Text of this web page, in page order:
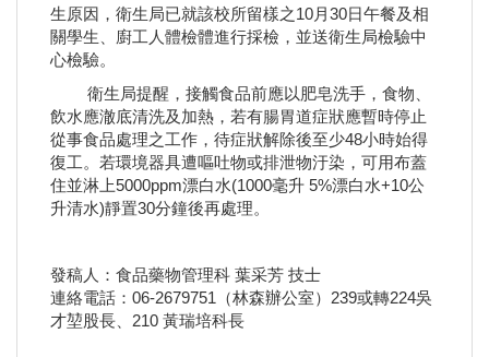
生原因，衛生局已就該校所留樣之10月30日午餐及相
關學生、廚工人體檢體進行採檢，並送衛生局檢驗中
心檢驗。
衛生局提醒，接觸食品前應以肥皂洗手，食物、
飲水應澈底清洗及加熱，若有腸胃道症狀應暫時停止
從事食品處理之工作，待症狀解除後至少48小時始得
復工。若環境器具遭嘔吐物或排泄物汙染，可用布蓋
住並淋上5000ppm漂白水(1000毫升 5%漂白水+10公
升清水)靜置30分鐘後再處理。
發稿人：食品藥物管理科 葉采芳 技士
連絡電話：06-2679751（林森辦公室）239或轉224吳
才堃股長、210 黃瑞培科長